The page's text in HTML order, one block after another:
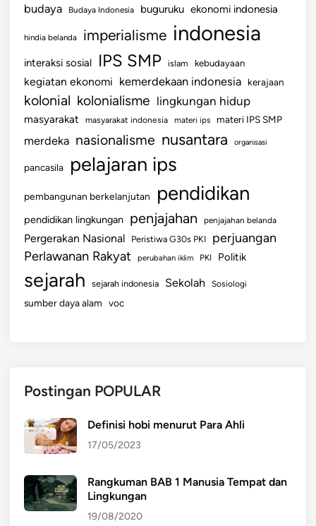
budaya Budaya Indonesia buguruku ekonomi indonesia
hindia belanda imperialisme indonesia
interaksi sosial IPS SMP islam kebudayaan
kegiatan ekonomi kemerdekaan indonesia kerajaan
kolonial kolonialisme lingkungan hidup
masyarakat masyarakat indonesia materi ips materi IPS SMP
merdeka nasionalisme nusantara organisasi
pancasila pelajaran ips
pembangunan berkelanjutan pendidikan
pendidikan lingkungan penjajahan penjajahan belanda
Pergerakan Nasional Peristiwa G30s PKI perjuangan
Perlawanan Rakyat perubahan iklim PKI Politik
sejarah sejarah indonesia Sekolah Sosiologi
sumber daya alam voc
Postingan POPULAR
Definisi hobi menurut Para Ahli
17/05/2023
Rangkuman BAB 1 Manusia Tempat dan
Lingkungan
19/08/2020